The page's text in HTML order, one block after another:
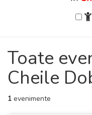
Toate
Cheile
1 evenimente